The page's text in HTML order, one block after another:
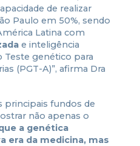
de realizar
Paulo em 50%, sendo
Latina com
e inteligência
Teste genético para
(PGT-A)”, afirma Dra
principais fundos de
não apenas o
a genética
era da medicina, mas